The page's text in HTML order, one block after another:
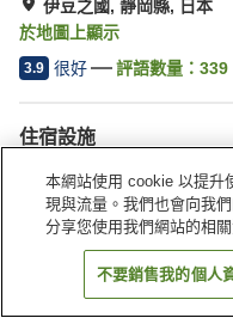
伊豆之國, 靜岡縣, 日本
於地圖上顯示
3.9 很好 評語數量： 339
住宿設施
停車場
泳池
本網站使用 cookie 以提升
現與流量。我們也會向我
分享您使用我們網站的相關
不要銷售我的個人